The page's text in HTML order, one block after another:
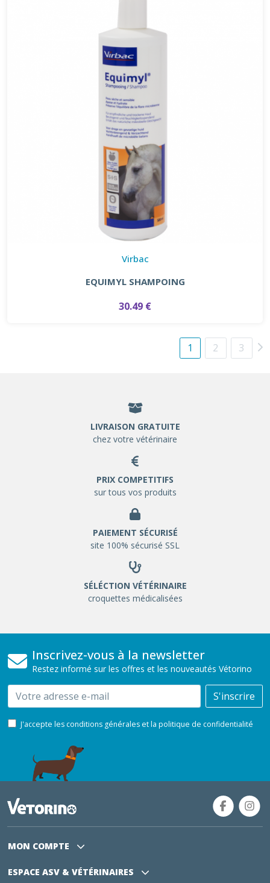
Virbac
EQUIMYL SHAMPOING
30.49 €
1 2 3
LIVRAISON GRATUITE
chez votre vétérinaire
PRIX COMPETITIFS
sur tous vos produits
PAIEMENT SÉCURISÉ
site 100% sécurisé SSL
SÉLÉCTION VÉTÉRINAIRE
croquettes médicalisées
Inscrivez-vous à la newsletter
Restez informé sur les offres et les nouveautés Vétorino
Email S'inscrire
J'accepte les conditions générales et la politique de confidentialité
MON COMPTE
ESPACE ASV & VÉTÉRINAIRES